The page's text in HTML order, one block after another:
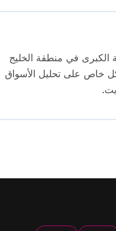
الإعلامية الكبرى في منطقة الخليج
خاص على تحليل الأسواق